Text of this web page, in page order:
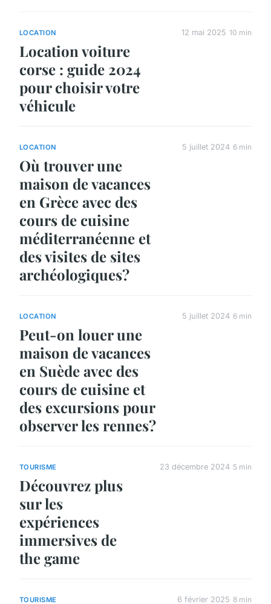
LOCATION
Location voiture
corse : guide 2024
pour choisir votre
véhicule
12 mai 2025 10 min
LOCATION
Où trouver une
maison de vacances
en Grèce avec des
cours de cuisine
méditerranéenne et
des visites de sites
archéologiques?
5 juillet 2024 6 min
LOCATION
Peut-on louer une
maison de vacances
en Suède avec des
cours de cuisine et
des excursions pour
observer les rennes?
5 juillet 2024 6 min
TOURISME
Découvrez plus
sur les
expériences
immersives de
the game
23 décembre 2024 5 min
TOURISME 6 février 2025 8 min